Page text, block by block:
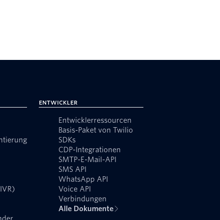
Entwickler
Entwicklerressourcen
Basis-Paket von Twilio
SDKs
CDP-Integrationen
SMTP-E-Mail-API
SMS API
WhatsApp API
Voice API
Verbindungen
Alle Dokumente